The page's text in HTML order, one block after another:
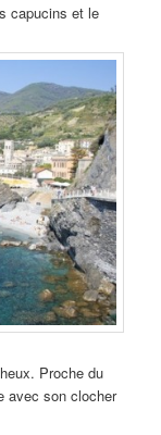
capucins et le
Proche du
avec son clocher